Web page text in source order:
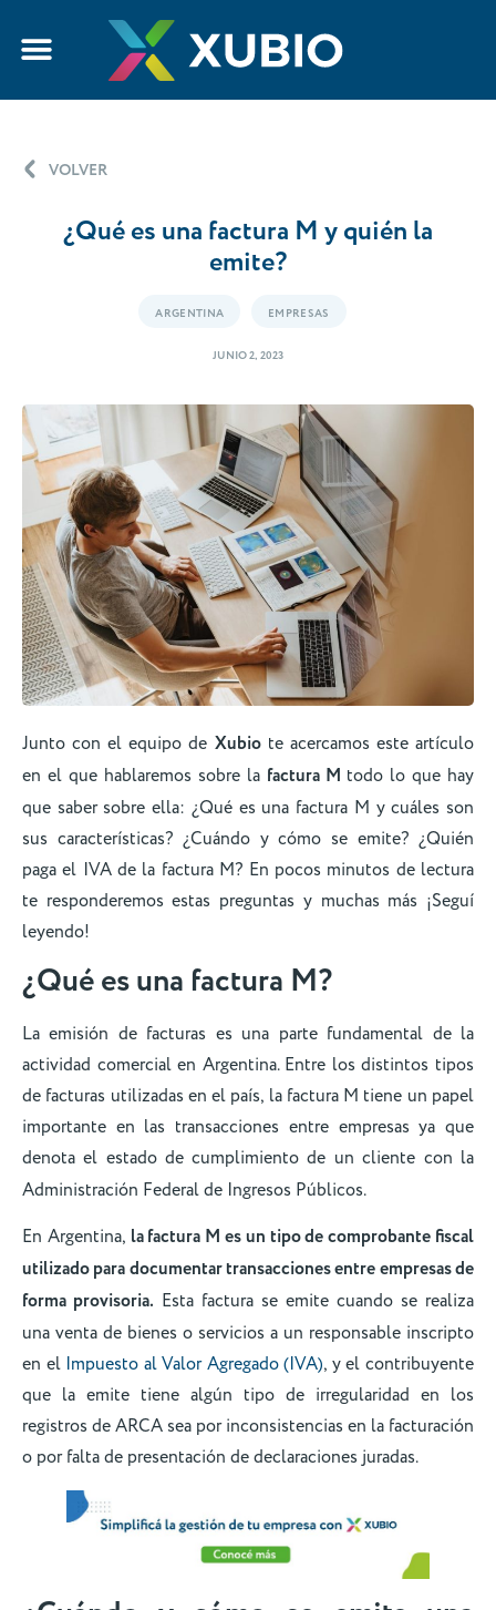
VOLVER
¿Qué es una factura M y quién la
emite?
ARGENTINA EMPRESAS
JUNIO 2, 2023
Junto con el equipo de Xubiote acercamos este artículo
en el que hablaremos sobre la factura M todo lo que hay
que saber sobre ella: ¿Qué es una factura M y cuáles son
sus características? ¿Cuándo y cómo se emite? ¿Quién
paga el IVA de la factura M? En pocos minutos de lectura
te responderemos estas preguntas y muchas más ¡Seguí
leyendo!
¿Qué es una factura M?
La emisión de facturas es una parte fundamental de la
actividad comercial en Argentina. Entre los distintos tipos
de facturas utilizadas en el país, la factura M tiene un papel
importante en las transacciones entre empresas ya que
denota el estado de cumplimiento de un cliente con la
Administración Federal de Ingresos Públicos.
En Argentina, la factura M es un tipo de comprobante fiscal
utilizado para documentar transacciones entre empresas de
forma provisoria. Esta factura se emite cuando se realiza
una venta de bienes o servicios a un responsable inscripto
en el Impuesto al Valor Agregado (IVA), y el contribuyente
que la emite tiene algún tipo de irregularidad en los
registros de ARCA sea por inconsistencias en la facturación
o por falta de presentación de declaraciones juradas.